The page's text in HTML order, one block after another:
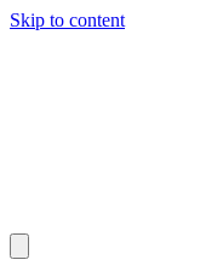
Skip to content